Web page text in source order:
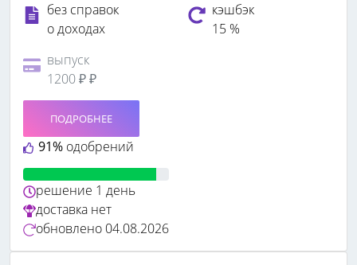
без справок
о доходах
кэшбэк
15 %
выпуск
1200 ₽ ₽
91% одобрений
ПОДРОБНЕЕ
решение 1 день
доставка нет
обновлено 04.08.2026